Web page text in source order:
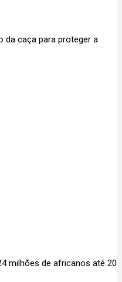
da caça para proteger a
milhões de africanos até